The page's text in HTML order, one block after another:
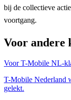
bij de collectieve
voortgang.
Voor andere
Voor T-Mobile NL-
T-Mobile Nederland
gelekt.